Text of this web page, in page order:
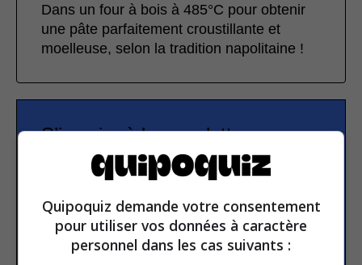
Dans un four à bois à 485°C pour obtenir
une pâte parfaitement croustillante et
moelleuse, selon la tradition napolitaine !
S’inscrire à la newsletter
S’INSCRIRE
Quipoquiz demande votre consentement
pour utiliser vos données à caractère
personnel dans les cas suivants :